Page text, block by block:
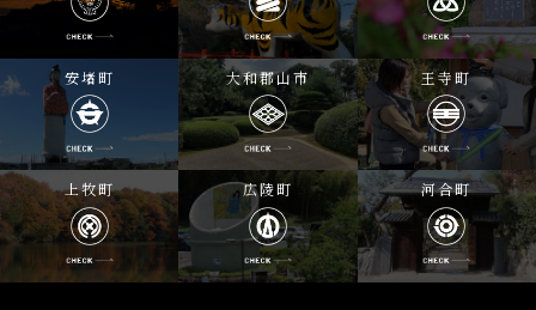
安堵町 大和郡山市 王寺町
上牧町 広陵町 河合町